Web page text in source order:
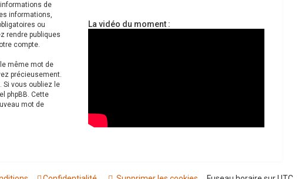
de
informations,
ou
rendre publiques
compte.
même mot de
précieusement.
Si vous oubliez le
phpBB. Cette
mot de
La vidéo du moment :